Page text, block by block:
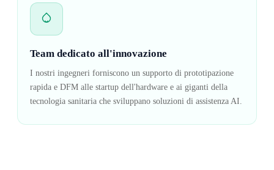
Team dedicato all'innovazione
I nostri ingegneri forniscono un supporto di prototipazione
rapida e DFM alle startup dell'hardware e ai giganti della
tecnologia sanitaria che sviluppano soluzioni di assistenza AI.